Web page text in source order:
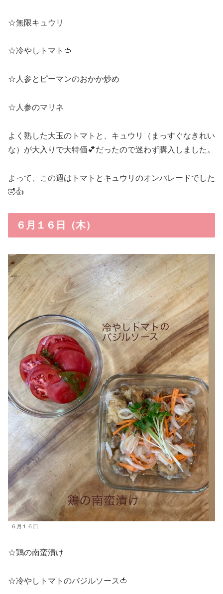
☆無限キュウリ
☆冷やしトマト🍅
☆人参とピーマンのおかか炒め
☆人参のマリネ
よく熟した大玉のトマトと、キュウリ（まっすぐなきれい
な）が大入りで大特価💕だったので迷わず購入しました。
よって、この週はトマトとキュウリのオンパレードでした
🤣👍
６月１６日（木）
６月１６日
☆鶏の南蛮漬け
☆冷やしトマトのバジルソース🍅